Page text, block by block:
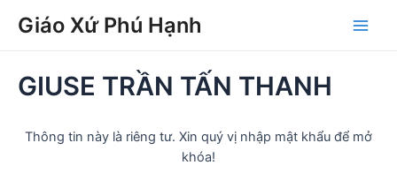
Giáo Xứ Phú Hạnh
Main
GIUSE TRẦN TẤN THANH
Thông tin này là riêng tư. Xin quý vị nhập mật khẩu để mở
khóa!
navigation